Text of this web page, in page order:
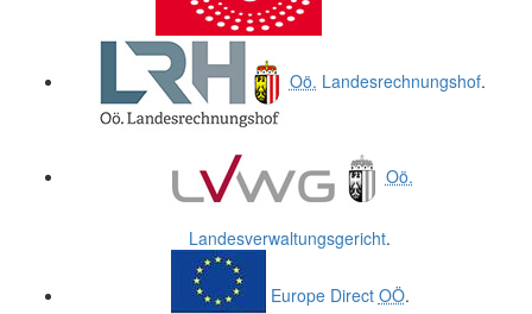
Oö. Landesrechnungshof.
Oö.
Landesverwaltungsgericht.
Europe Direct OÖ.